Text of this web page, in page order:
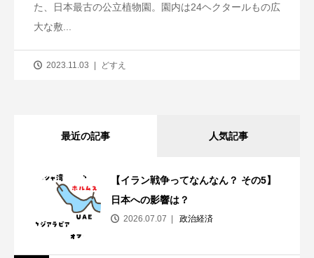
た、日本最古の公立植物園。園内は24ヘクタールもの広
大な敷...
2023.11.03 どすえ
最近の記事 人気記事
【イラン戦争ってなんなん？ その5】
日本への影響は？
2026.07.07 政治経済